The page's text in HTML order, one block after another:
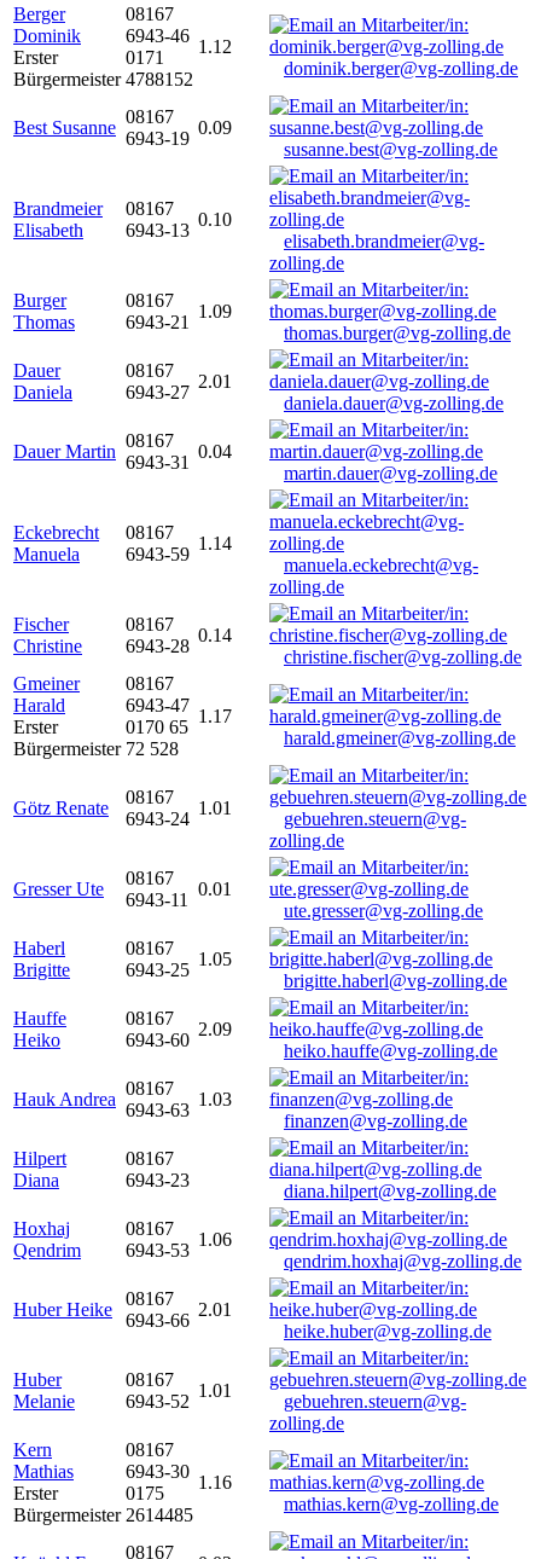
Berger
Dominik
Erster
Bürgermeister
08167
6943-46
0171
4788152
1.12
dominik.berger@vg-zolling.de
Best Susanne
08167
6943-19
0.09
susanne.best@vg-zolling.de
Brandmeier
Elisabeth
08167
6943-13
0.10
elisabeth.brandmeier@vg-
zolling.de
Burger
Thomas
08167
6943-21
1.09
thomas.burger@vg-zolling.de
Dauer
Daniela
08167
6943-27
2.01
daniela.dauer@vg-zolling.de
Dauer Martin
08167
6943-31
0.04
martin.dauer@vg-zolling.de
Eckebrecht
Manuela
08167
6943-59
1.14
manuela.eckebrecht@vg-
zolling.de
Fischer
Christine
08167
6943-28
0.14
christine.fischer@vg-zolling.de
Gmeiner
Harald
Erster
Bürgermeister
08167
6943-47
0170 65
72 528
1.17
harald.gmeiner@vg-zolling.de
Götz Renate
08167
6943-24
1.01
gebuehren.steuern@vg-
zolling.de
Gresser Ute
08167
6943-11
0.01
ute.gresser@vg-zolling.de
Haberl
Brigitte
08167
6943-25
1.05
brigitte.haberl@vg-zolling.de
Hauffe
Heiko
08167
6943-60
2.09
heiko.hauffe@vg-zolling.de
Hauk Andrea
08167
6943-63
1.03
finanzen@vg-zolling.de
Hilpert
Diana
08167
6943-23
diana.hilpert@vg-zolling.de
Hoxhaj
Qendrim
08167
6943-53
1.06
qendrim.hoxhaj@vg-zolling.de
Huber Heike
08167
6943-66
2.01
heike.huber@vg-zolling.de
Huber
Melanie
08167
6943-52
1.01
gebuehren.steuern@vg-
zolling.de
Kern
Mathias
Erster
Bürgermeister
08167
6943-30
0175
2614485
1.16
mathias.kern@vg-zolling.de
08167